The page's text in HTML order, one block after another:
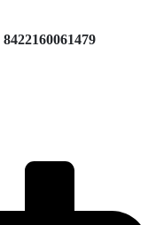
8422160061479